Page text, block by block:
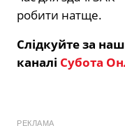
робити натще.
Слідкуйте за
каналі Субота
РЕКЛАМА